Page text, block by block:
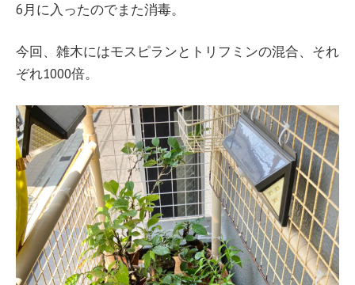
6月に入ったのでまた消毒。
今回、雑木にはモスピランとトリフミンの混合、それ
ぞれ1000倍。